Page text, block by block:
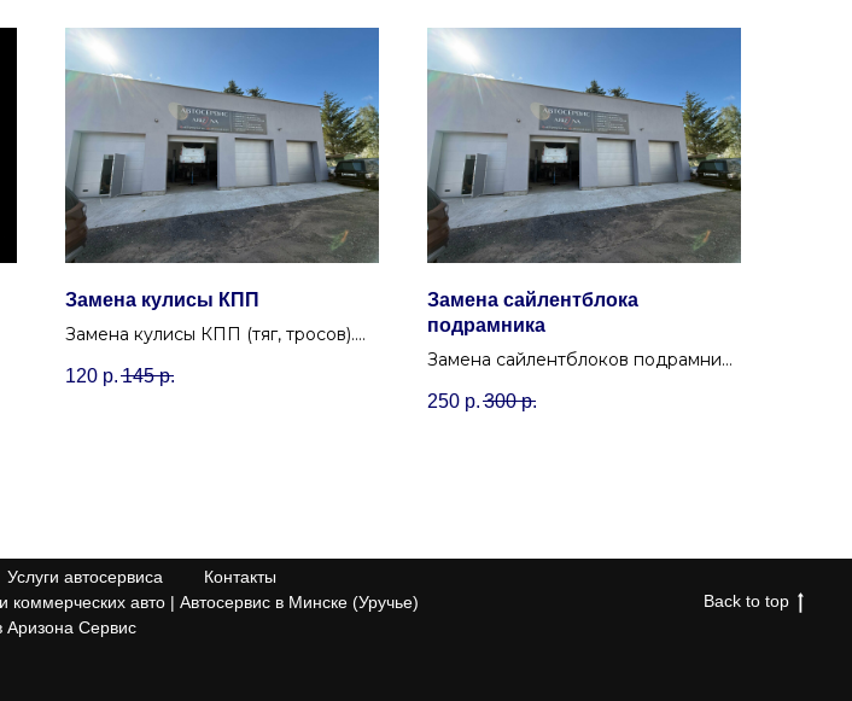
Замена кулисы КПП
Замена кулисы КПП (тяг, тросов).
переключения передач.
120 р. 145 р.
Замена сайлентблока
подрамника
Замена сайлентблоков подрамника
комфортного движения без
250 р. 300 р.
Услуги автосервиса
Контакты
авто | Автосервис в Минске (Уручье)
Аризона Сервис
Back to top